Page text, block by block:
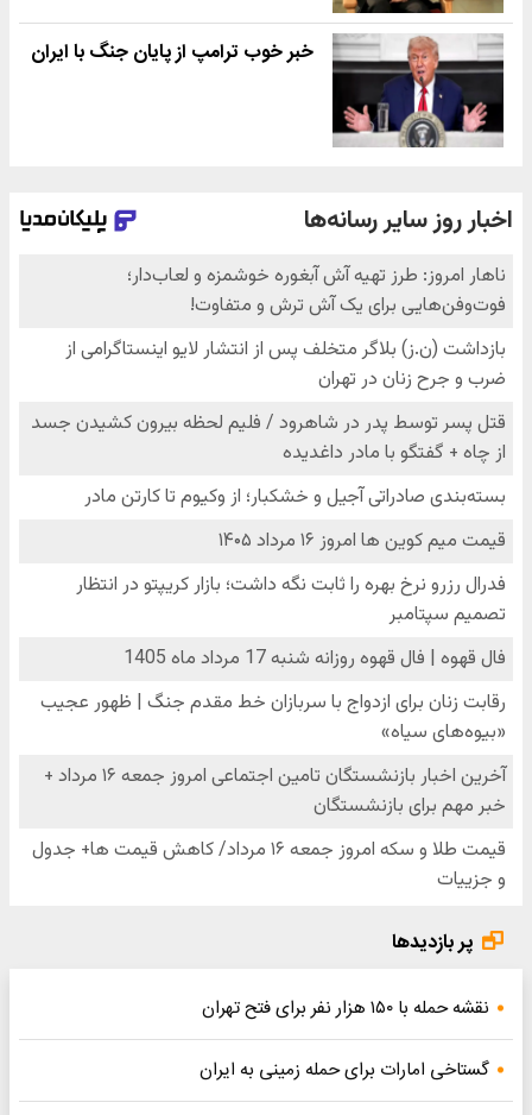
خبر خوب ترامپ از پایان جنگ با ایران
پر بازدیدها
نقشه حمله با ۱۵۰ هزار نفر برای فتح تهران
گستاخی امارات برای حمله زمینی به ایران